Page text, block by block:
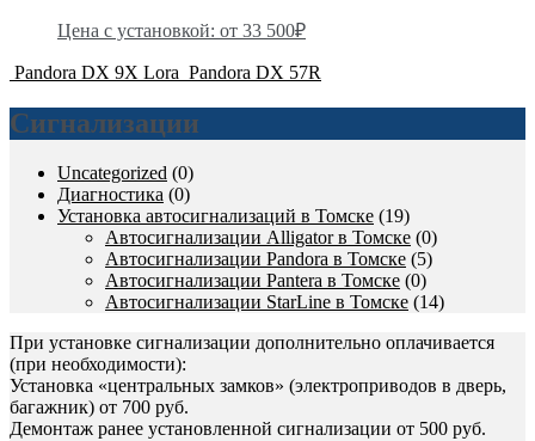
Цена с установкой: от 33 500₽
Pandora DX 9X Lora Pandora DX 57R
Сигнализации
Uncategorized (0)
Диагностика (0)
Установка автосигнализаций в Томске (19)
Автосигнализации Alligator в Томске (0)
Автосигнализации Pandora в Томске (5)
Автосигнализации Pantera в Томске (0)
Автосигнализации StarLine в Томске (14)
При установке сигнализации дополнительно оплачивается
(при необходимости):
Установка «центральных замков» (электроприводов в дверь,
багажник) от 700 руб.
Демонтаж ранее установленной сигнализации от 500 руб.